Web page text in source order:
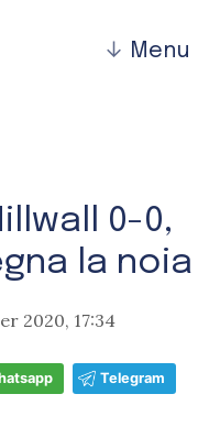
↓ Menu
0-0,
la noia
2020, 17:34
Telegram